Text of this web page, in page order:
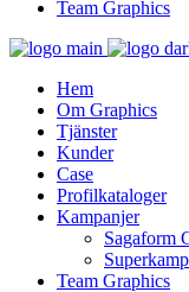
Team Graphics
Hem
Om Graphics
Tjänster
Kunder
Case
Profilkataloger
Kampanjer
Sagaform
Team Graphics